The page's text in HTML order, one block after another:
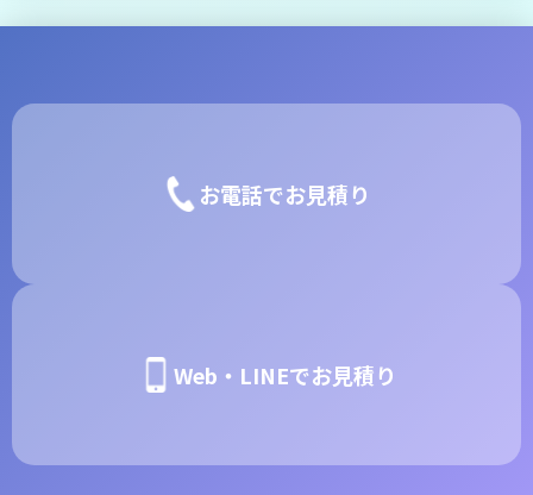
お電話でお見積り
Web・LINEでお見積り